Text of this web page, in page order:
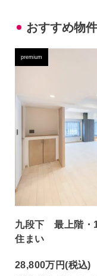
おすすめ物件
premium
九段下 最上階・
住まい
28,800万円(税込)